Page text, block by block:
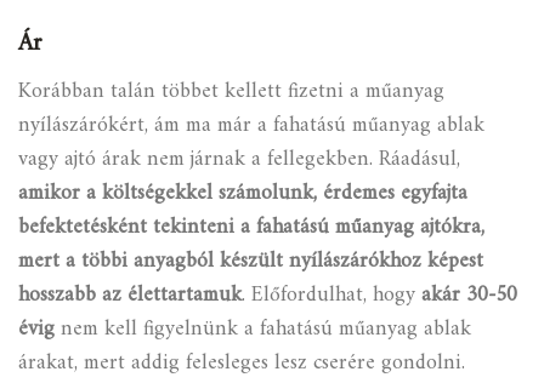
Ár
Korábban talán többet kellett fizetni a műanyag
nyílászárókért, ám ma már a fahatású műanyag ablak
vagy ajtó árak nem járnak a fellegekben. Ráadásul,
amikor a költségekkel számolunk, érdemes egyfajta
befektetésként tekinteni a fahatású műanyag ajtókra,
mert a többi anyagból készült nyílászárókhoz képest
hosszabb az élettartamuk.Előfordulhat, hogyakár 30-50
évignem kell figyelnünk a fahatású műanyag ablak
árakat, mert addig felesleges lesz cserére gondolni.